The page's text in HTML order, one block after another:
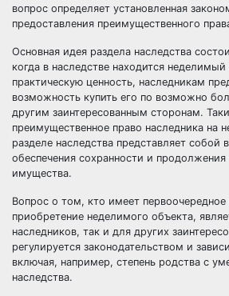
вопрос определяет установленная
предоставления преимущественного
Основная идея раздела наследства
когда в наследстве находится
практическую ценность, наследникам
возможность купить его по возможно
другим заинтересованным сторонам.
преимущественное право наследника на
разделе наследства представляет собой
обеспечения сохранности и продолжения
имущества.
Вопрос о том, кто имеет первоочередное
приобретение неделимого объекта,
наследников, так и для других
регулируется законодательством и
включая, например, степень родства с
наследства.